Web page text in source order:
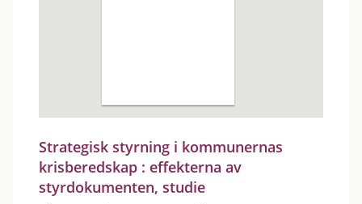
Strategisk styrning i kommunernas
krisberedskap : effekterna av
styrdokumenten, studie